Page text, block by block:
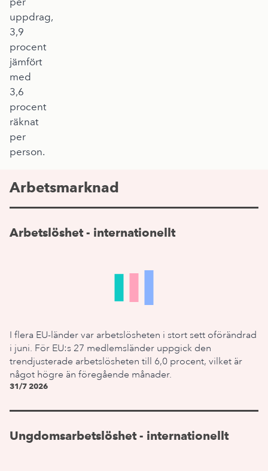
uppdrag,
3,9
procent
jämfört
med
3,6
procent
räknat
per
person.
Arbetsmarknad
Arbetslöshet - internationellt
I flera EU-länder var arbetslösheten i stort sett oförändrad
i juni. För EU:s 27 medlemsländer uppgick den
trendjusterade arbetslösheten till 6,0 procent, vilket är
något högre än föregående månader.
31/7 2026
Ungdomsarbetslöshet - internationellt